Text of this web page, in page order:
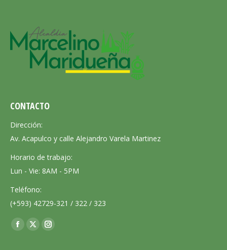
CONTACTO
Dirección:
Av. Acapulco y calle Alejandro Varela Martinez
Horario de trabajo:
Lun - Vie: 8AM - 5PM
Teléfono:
(+593) 42729-321 / 322 / 323
Encuéntranos en:
Facebook
X
Instagram